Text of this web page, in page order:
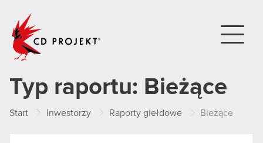
Typ raportu: Bieżące
Start Inwestorzy Raporty giełdowe Bieżące